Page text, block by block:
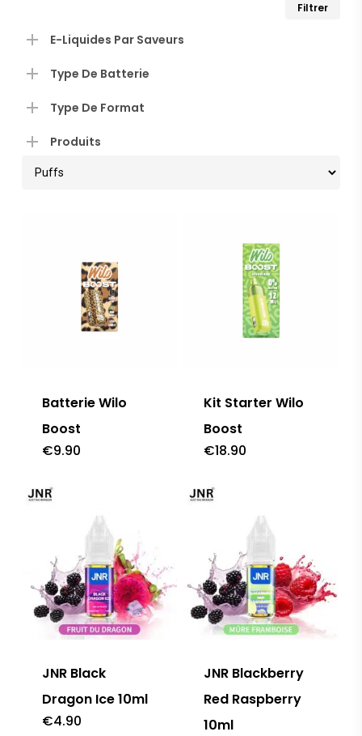
Filtrer
E-Liquides Par Saveurs
Type De Batterie
Type De Format
Produits
Batterie Wilo
Boost
€9.90
Kit Starter Wilo
Boost
€18.90
JNR Black
Dragon Ice 10ml
€4.90
JNR Blackberry
Red Raspberry
10ml